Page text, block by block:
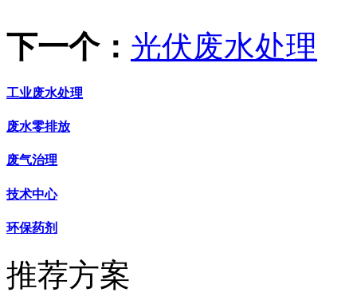
下一个： 光伏废水处理
工业废水处理
废水零排放
废气治理
技术中心
环保药剂
推荐方案